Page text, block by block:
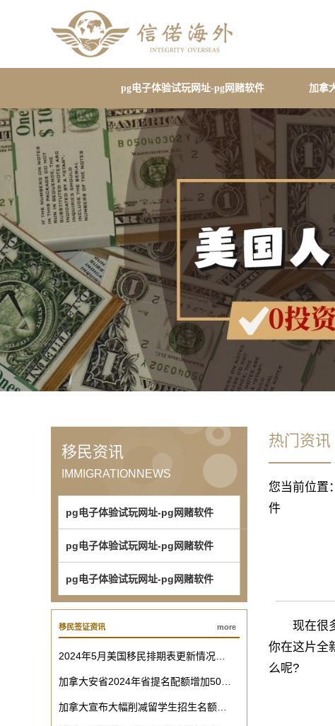
pg电子体验试玩网址-pg网赌软件 加拿
移民资讯
IMMIGRATIONNEWS
pg电子体验试玩网址-pg网赌软件
pg电子体验试玩网址-pg网赌软件
pg电子体验试玩网址-pg网赌软件
移民签证资讯 more
2024年5月美国移民排期表更新情况…
加拿大安省2024年省提名配额增加50…
加拿大宣布大幅削减留学生招生名额…
热门资讯
您当前位置：
件
现在很多
你在这片全
么呢?